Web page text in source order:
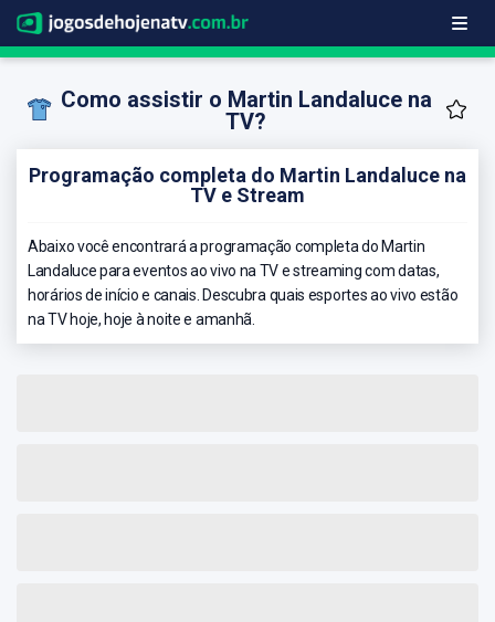
Como assistir o Martin Landaluce na
TV?
Programação completa do Martin Landaluce na
TV e Stream
Abaixo você encontrará a programação completa do Martin
Landaluce para eventos ao vivo na TV e streaming com datas,
horários de início e canais. Descubra quais esportes ao vivo estão
na TV hoje, hoje à noite e amanhã.